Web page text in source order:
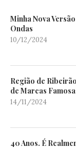
Minha Nova
Ondas
10/12/2024
Região de
de Marcas
14/11/2024
40 Anos. É